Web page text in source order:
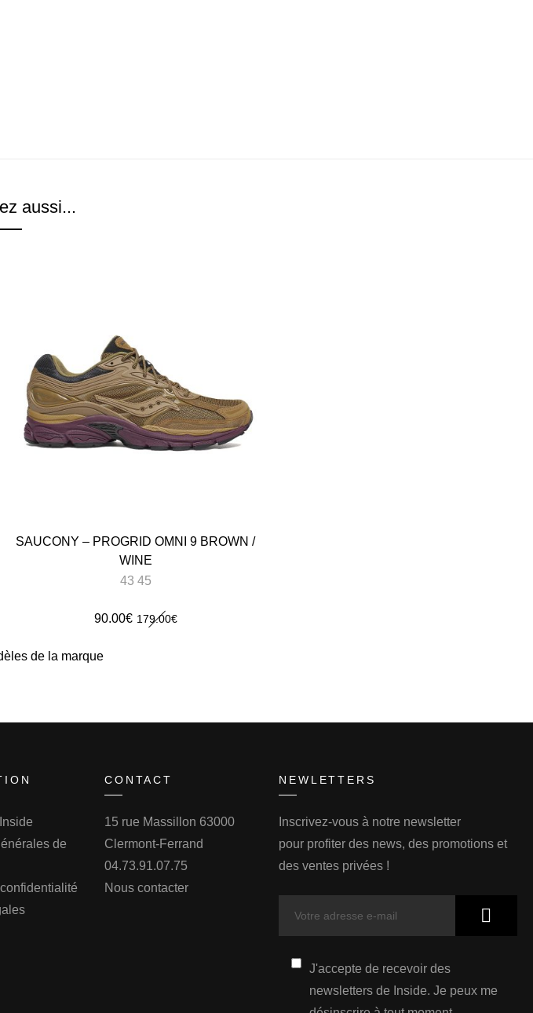
aussi...
SAUCONY – PROGRID OMNI 9 BROWN /
WINE
43 45
179.00€
Le
90.00€ Le
de la marque
de
CONTACT
15 rue Massillon 63000
Clermont-Ferrand
04.73.91.07.75
Nous contacter
NEWLETTERS
Inscrivez-vous à notre newsletter
pour profiter des news, des promotions et
des ventes privées !
J'accepte de recevoir des
newsletters de Inside. Je peux me